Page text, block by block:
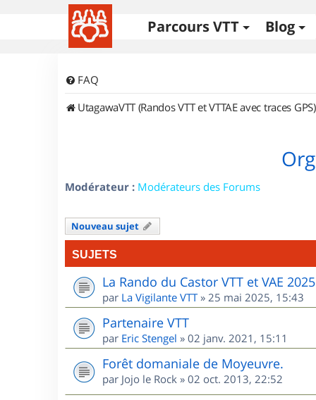
Parcours VTT Blog
FAQ
UtagawaVTT (Randos VTT et VTTAE avec traces GPS)
Modérateur : Modérateurs des Forums
Nouveau sujet
SUJETS
La Rando du Castor VTT et VAE 2025
par La Vigilante VTT» 25 mai 2025, 15:43
Partenaire VTT
par Eric Stengel » 02 janv. 2021, 15:11
Forêt domaniale de Moyeuvre.
par Jojo le Rock » 02 oct. 2013, 22:52